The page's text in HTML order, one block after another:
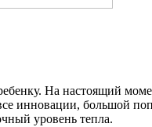
На настоящий
инновации, большой
уровень тепла.